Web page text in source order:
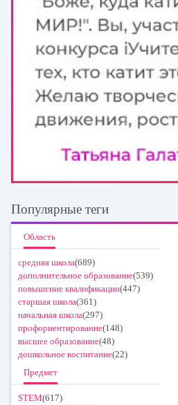
Популярные теги
Область
средняя школа(689)
дополнительное образование(539)
повышение квалификации(447)
старшая школа(361)
начальная школа(297)
профориентирование(148)
высшее образование(48)
дошкольное воспитание(22)
Предмет
STEM(617)